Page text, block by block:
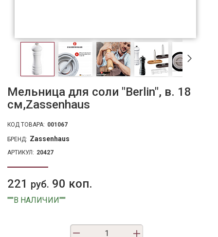
Мельница для соли "Berlin", в. 18
см,Zassenhaus
КОД ТОВАРА: 001067
БРЕНД: Zassenhaus
АРТИКУЛ: 20427
221 руб. 90 коп.
"""В НАЛИЧИИ"""